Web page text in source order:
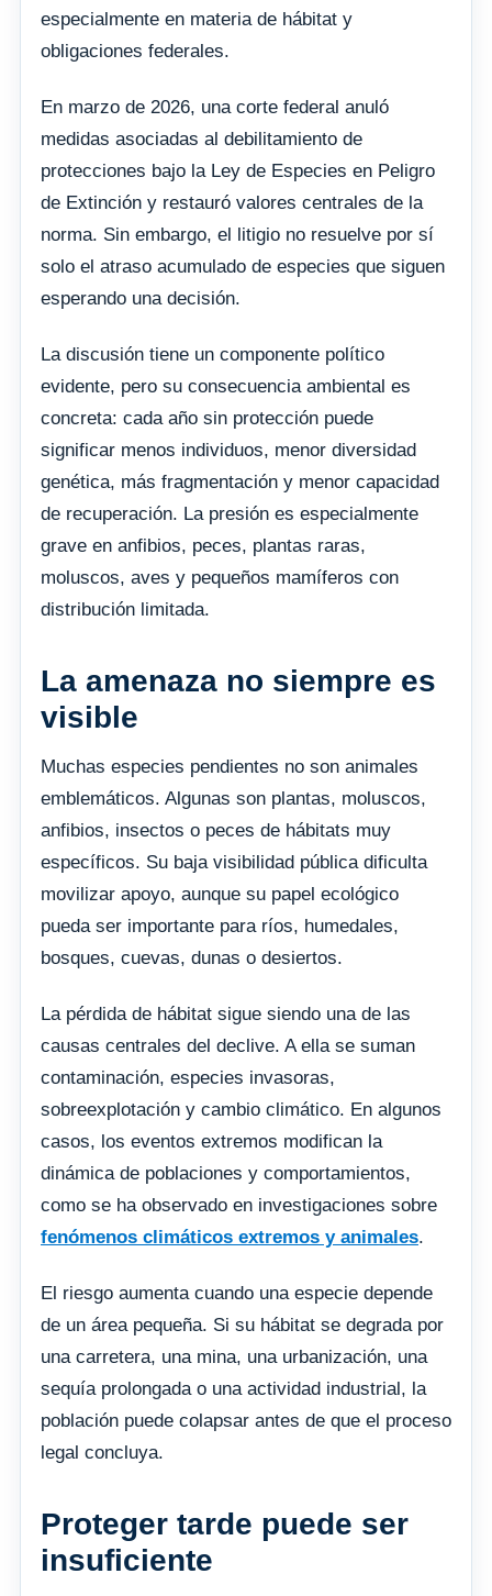
especialmente en materia de hábitat y
obligaciones federales.
En marzo de 2026, una corte federal anuló
medidas asociadas al debilitamiento de
protecciones bajo la Ley de Especies en Peligro
de Extinción y restauró valores centrales de la
norma. Sin embargo, el litigio no resuelve por sí
solo el atraso acumulado de especies que siguen
esperando una decisión.
La discusión tiene un componente político
evidente, pero su consecuencia ambiental es
concreta: cada año sin protección puede
significar menos individuos, menor diversidad
genética, más fragmentación y menor capacidad
de recuperación. La presión es especialmente
grave en anfibios, peces, plantas raras,
moluscos, aves y pequeños mamíferos con
distribución limitada.
La amenaza no siempre es
visible
Muchas especies pendientes no son animales
emblemáticos. Algunas son plantas, moluscos,
anfibios, insectos o peces de hábitats muy
específicos. Su baja visibilidad pública dificulta
movilizar apoyo, aunque su papel ecológico
pueda ser importante para ríos, humedales,
bosques, cuevas, dunas o desiertos.
La pérdida de hábitat sigue siendo una de las
causas centrales del declive. A ella se suman
contaminación, especies invasoras,
sobreexplotación y cambio climático. En algunos
casos, los eventos extremos modifican la
dinámica de poblaciones y comportamientos,
como se ha observado en investigaciones sobre
fenómenos climáticos extremos y animales.
El riesgo aumenta cuando una especie depende
de un área pequeña. Si su hábitat se degrada por
una carretera, una mina, una urbanización, una
sequía prolongada o una actividad industrial, la
población puede colapsar antes de que el proceso
legal concluya.
Proteger tarde puede ser
insuficiente